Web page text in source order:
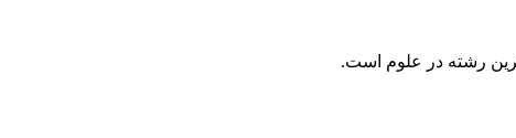
رشته در علوم است.